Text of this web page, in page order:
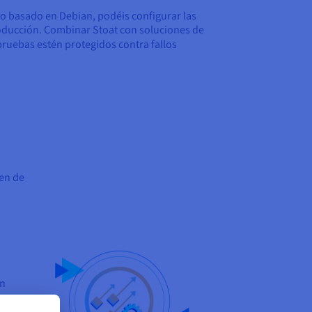
basado en Debian, podéis configurar las
Combinar Stoat con soluciones de
estén protegidos contra fallos
de